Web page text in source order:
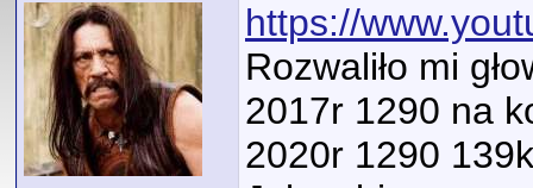
https://
Rozwaliło mi
2017r 1290 na
2020r 1290